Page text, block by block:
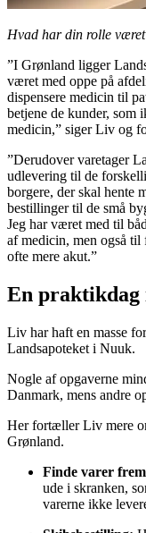
Hvad har din rolle
”I Grønland ligger
været med oppe på
dispensere medicin til
betjene de kunder, som
medicin,” siger Liv og
”Derudover varetager
udlevering til de
borgere, der skal hente
bestillinger til de små
Jeg har været med til
af medicin, men også
ofte mere akut.”
En praktikdag
Liv har haft en masse
Landsapoteket i Nuuk.
Nogle af opgaverne
Danmark, mens andre
Her fortæller Liv mere
Grønland.
Finde varer
ude i skranken,
varerne ikke